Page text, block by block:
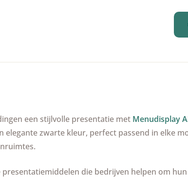
een stijlvolle presentatie met Menudisplay
elegante zwarte kleur, perfect passend in elke
presentatiemiddelen die bedrijven helpen om